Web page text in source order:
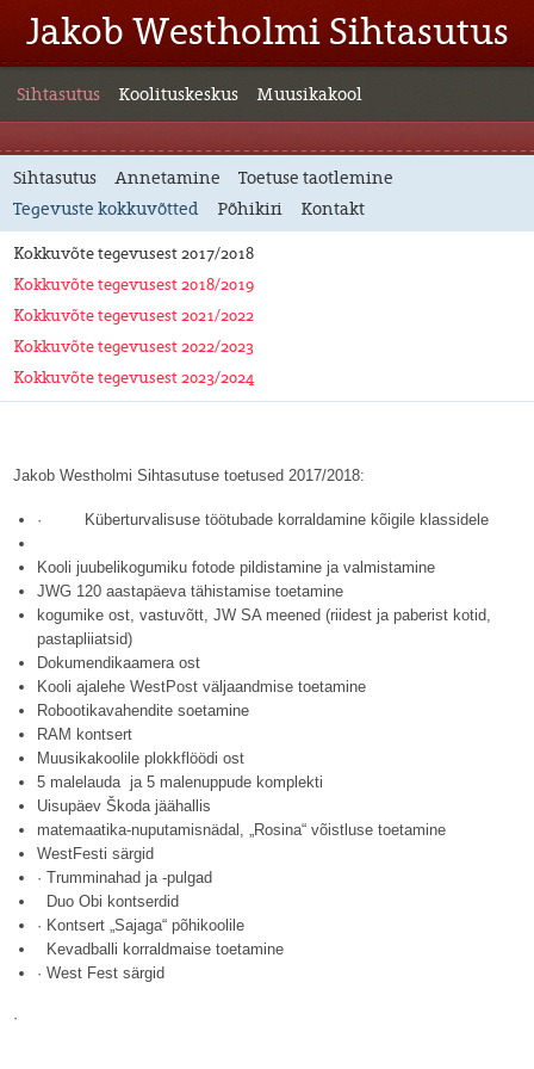
Jakob Westholmi Sihtasutus
Sihtasutus Koolituskeskus Muusikakool
Sihtasutus Annetamine
Toetuse taotlemine
Tegevuste kokkuvõtted
Põhikiri Kontakt
Kokkuvõte tegevusest 2017/2018
Kokkuvõte tegevusest 2018/2019
Kokkuvõte tegevusest 2021/2022
Kokkuvõte tegevusest 2022/2023
Kokkuvõte tegevusest 2023/2024
Jakob Westholmi Sihtasutuse toetused 2017/2018:
· Küberturvalisuse töötubade korraldamine kõigile klassidele
Kooli juubelikogumiku fotode pildistamine ja valmistamine
JWG 120 aastapäeva tähistamise toetamine
kogumike ost, vastuvõtt, JW SA meened (riidest ja paberist kotid,
pastapliiatsid)
Dokumendikaamera ost
Kooli ajalehe WestPost väljaandmise toetamine
Robootikavahendite soetamine
RAM kontsert
Muusikakoolile plokkflöödi ost
5 malelauda ja 5 malenuppude komplekti
Uisupäev Škoda jäähallis
matemaatika-nuputamisnädal, „Rosina“ võistluse toetamine
WestFesti särgid
· Trumminahad ja -pulgad
Duo Obi kontserdid
· Kontsert „Sajaga“ põhikoolile
Kevadballi korraldmaise toetamine
· West Fest särgid
·